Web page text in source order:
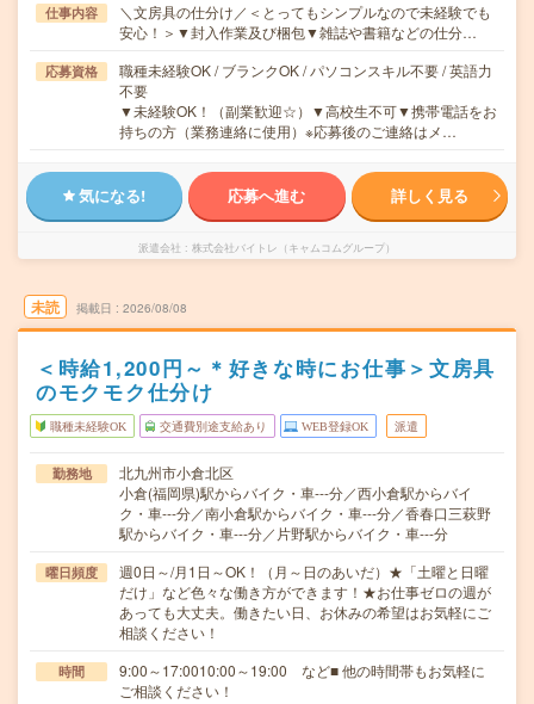
仕事内容
＼文房具の仕分け／＜とってもシンプルなので未経験でも
安心！＞▼封入作業及び梱包▼雑誌や書籍などの仕分…
応募資格
職種未経験OK / ブランクOK / パソコンスキル不要 / 英語力
不要
▼未経験OK！（副業歓迎☆）▼高校生不可▼携帯電話をお
持ちの方（業務連絡に使用）※応募後のご連絡はメ…
気になる! 応募へ進む 詳しく見る
派遣会社 株式会社バイトレ（キャムコムグループ）
未読 掲載日 2026/08/08
＜時給1,200円～＊好きな時にお仕事＞文房具
のモクモク仕分け
職種未経験OK 交通費別途支給あり WEB登録OK 派遣
勤務地
北九州市小倉北区
小倉(福岡県)駅からバイク・車---分／西小倉駅からバイ
ク・車---分／南小倉駅からバイク・車---分／香春口三萩野
駅からバイク・車---分／片野駅からバイク・車---分
曜日頻度
週0日～/月1日～OK！（月～日のあいだ）★「土曜と日曜
だけ」など色々な働き方ができます！★お仕事ゼロの週が
あっても大丈夫。働きたい日、お休みの希望はお気軽にご
相談ください！
時間
9:00～17:0010:00～19:00 など■ 他の時間帯もお気軽に
ご相談ください！